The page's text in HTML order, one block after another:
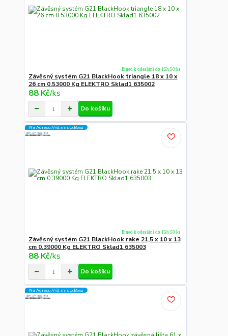
Závěsný systém G21 BlackHook triangle 18 x 10 x
26 cm 0.53000 Kg ELEKTRO Sklad1 635002
88 Kč/ks
Ihned k odeslání do 15h 50 ks
Do košíku
Na Adresu,Výd.místo,Boxu
Závěsný systém G21 BlackHook rake 21,5 x 10 x 13
cm 0.39000 Kg ELEKTRO Sklad1 635003
88 Kč/ks
Ihned k odeslání do 15h 50 ks
Do košíku
Na Adresu,Výd.místo,Boxu